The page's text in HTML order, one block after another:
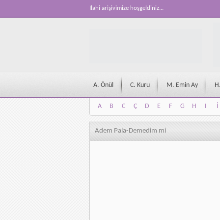
İlahi arişivimize hoşgeldiniz...
A. Önül C. Kuru M. Emin Ay
A B C Ç D E F G H I İ
A
B C Ç D E F G H I İ
Adem Pala-Demedim mi